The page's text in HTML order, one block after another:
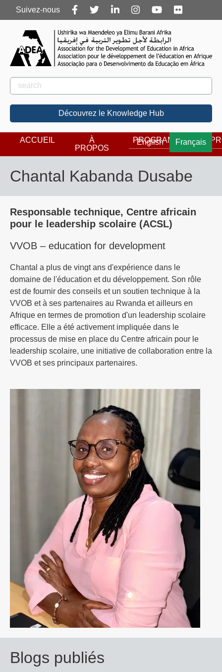
Follow
us
Suivez-nous
Rechercher
Rechercher
Découvrez le Knowledge Hub
English Français
ACCUEIL
À
PROPOS
PROGRAMMES
Chantal Kabanda Dusabe
Responsable technique, Centre africain
pour le leadership scolaire (ACSL)
VVOB – education for development
Chantal a plus de vingt ans d'expérience dans le
domaine de l'éducation et du développement. Son rôle
est de fournir des conseils et un soutien technique à la
VVOB et à ses partenaires au Rwanda et ailleurs en
Afrique en termes de promotion d'un leadership scolaire
efficace. Elle a été activement impliquée dans le
processus de mise en place du Centre africain pour le
leadership scolaire, une initiative de collaboration entre la
VVOB et ses principaux partenaires.
Blogs publiés